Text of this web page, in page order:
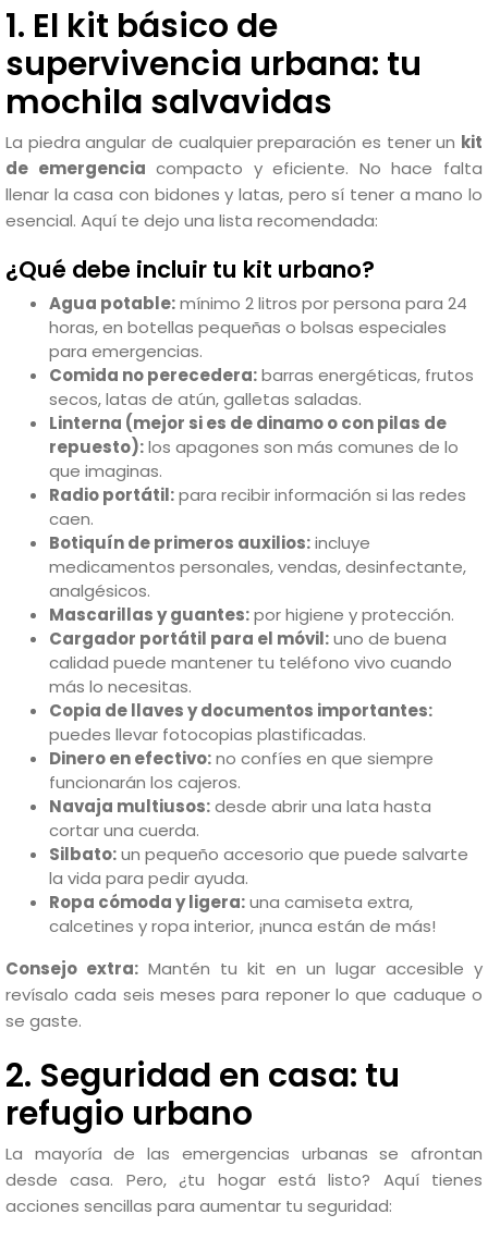
1. El kit básico de
supervivencia urbana: tu
mochila salvavidas
La piedra angular de cualquier preparación es tener un kit
de emergencia compacto y eficiente. No hace falta
llenar la casa con bidones y latas, pero sí tener a mano lo
esencial. Aquí te dejo una lista recomendada:
¿Qué debe incluir tu kit urbano?
Agua potable:mínimo 2 litros por persona para 24
horas, en botellas pequeñas o bolsas especiales
para emergencias.
Comida no perecedera:barras energéticas, frutos
secos, latas de atún, galletas saladas.
Linterna (mejor si es de dinamo o con pilas de
repuesto):los apagones son más comunes de lo
que imaginas.
Radio portátil:para recibir información si las redes
caen.
Botiquín de primeros auxilios:incluye
medicamentos personales, vendas, desinfectante,
analgésicos.
Mascarillas y guantes:por higiene y protección.
Cargador portátil para el móvil:uno de buena
calidad puede mantener tu teléfono vivo cuando
más lo necesitas.
Copia de llaves y documentos importantes:
puedes llevar fotocopias plastificadas.
Dinero en efectivo:no confíes en que siempre
funcionarán los cajeros.
Navaja multiusos:desde abrir una lata hasta
cortar una cuerda.
Silbato:un pequeño accesorio que puede salvarte
la vida para pedir ayuda.
Ropa cómoda y ligera:una camiseta extra,
calcetines y ropa interior, ¡nunca están de más!
Consejo extra: Mantén tu kit en un lugar accesible y
revísalo cada seis meses para reponer lo que caduque o
se gaste.
2. Seguridad en casa: tu
refugio urbano
La mayoría de las emergencias urbanas se afrontan
desde casa. Pero, ¿tu hogar está listo? Aquí tienes
acciones sencillas para aumentar tu seguridad: